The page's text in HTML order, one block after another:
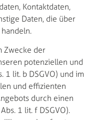
Kontaktdaten,
Daten, die über
Zwecke der
potenziellen und
1 lit. b DSGVO) und im
und effizienten
durch einen
1 lit. f DSGVO).